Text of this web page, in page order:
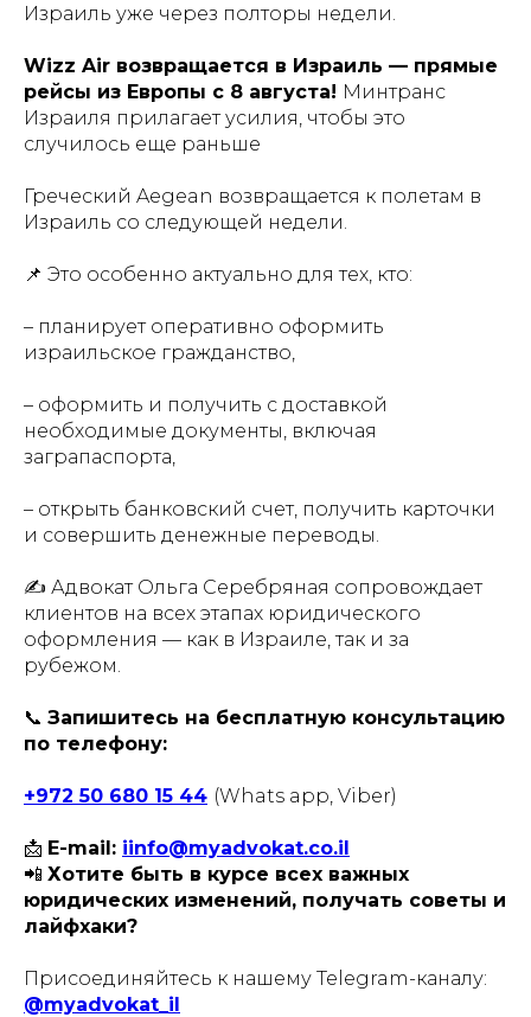
Израиль уже через полторы недели.
Wizz Air возвращается в Израиль — прямые
рейсы из Европы с 8 августа! Минтранс
Израиля прилагает усилия, чтобы это
случилось еще раньше
Греческий Aegean возвращается к полетам в
Израиль со следующей недели.
📌 Это особенно актуально для тех, кто:
– планирует оперативно оформить
израильское гражданство,
– оформить и получить с доставкой
необходимые документы, включая
заграпаспорта,
– открыть банковский счет, получить карточки
и совершить денежные переводы.
✍️ Адвокат Ольга Серебряная сопровождает
клиентов на всех этапах юридического
оформления — как в Израиле, так и за
рубежом.
📞 Запишитесь на бесплатную консультацию
по телефону:
+972 50 680 15 44 (Whats app, Viber)
📩 E-mail: iinfo@myadvokat.co.il
📲 Хотите быть в курсе всех важных
юридических изменений, получать советы и
лайфхаки?
Присоединяйтесь к нашему Telegram-каналу:
@myadvokat_il